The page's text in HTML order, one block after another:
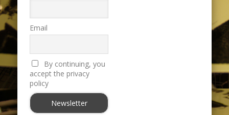
Email
By continuing, you
accept the privacy
policy